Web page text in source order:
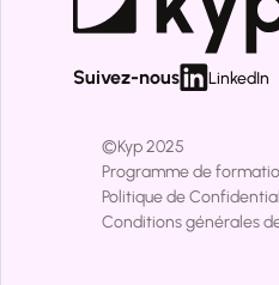
Suivez-nous LinkedIn
©Kyp 2025
Programme de
Politique de
Conditions générales